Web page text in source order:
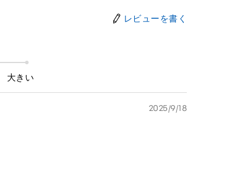
レビューを書く
大きい
2025/9/18